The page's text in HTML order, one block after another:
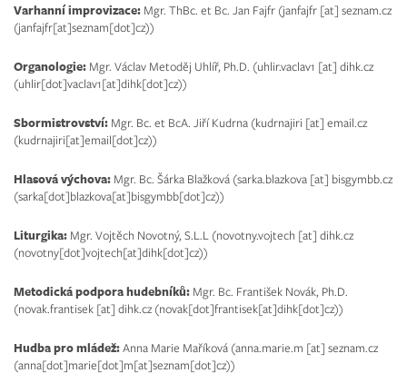
Varhanní improvizace: Mgr. ThBc. et Bc. Jan Fajfr (janfajfr [at] seznam.cz
(janfajfr[at]seznam[dot]cz))
Organologie: Mgr. Václav Metoděj Uhlíř, Ph.D. (uhlir.vaclav1 [at] dihk.cz
(uhlir[dot]vaclav1[at]dihk[dot]cz))
Sbormistrovství: Mgr. Bc. et BcA. Jiří Kudrna (kudrnajiri [at] email.cz
(kudrnajiri[at]email[dot]cz))
Hlasová výchova: Mgr. Bc. Šárka Blažková (sarka.blazkova [at] bisgymbb.cz
(sarka[dot]blazkova[at]bisgymbb[dot]cz))
Liturgika: Mgr. Vojtěch Novotný, S.L.L (novotny.vojtech [at] dihk.cz
(novotny[dot]vojtech[at]dihk[dot]cz))
Metodická podpora hudebníků: Mgr. Bc. František Novák, Ph.D.
(novak.frantisek [at] dihk.cz (novak[dot]frantisek[at]dihk[dot]cz))
Hudba pro mládež:Anna Marie Maříková (anna.marie.m [at] seznam.cz
(anna[dot]marie[dot]m[at]seznam[dot]cz))